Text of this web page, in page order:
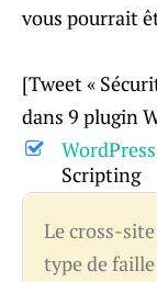
vous pourrait
[Tweet «
dans 9 plugin
Scripting
Le cross-
type de